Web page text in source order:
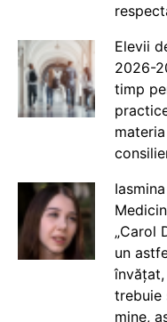
Elevii
2026-
timp
„Carol
un
trebuie
mine,